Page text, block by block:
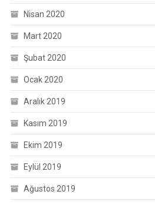
Nisan 2020
Mart 2020
Şubat 2020
Ocak 2020
Aralık 2019
Kasım 2019
Ekim 2019
Eylül 2019
Ağustos 2019